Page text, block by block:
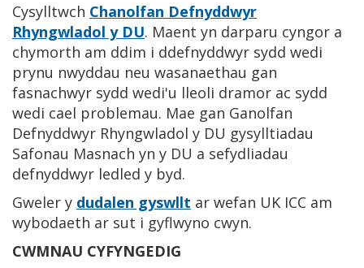
Cysylltwch Chanolfan Defnyddwyr
Rhyngwladol y DU. Maent yn darparu cyngor a
chymorth am ddim i ddefnyddwyr sydd wedi
prynu nwyddau neu wasanaethau gan
fasnachwyr sydd wedi'u lleoli dramor ac sydd
wedi cael problemau. Mae gan Ganolfan
Defnyddwyr Rhyngwladol y DU gysylltiadau
Safonau Masnach yn y DU a sefydliadau
defnyddwyr ledled y byd.
Gweler y dudalen gyswllt ar wefan UK ICC am
wybodaeth ar sut i gyflwyno cwyn.
CWMNAU CYFYNGEDIG